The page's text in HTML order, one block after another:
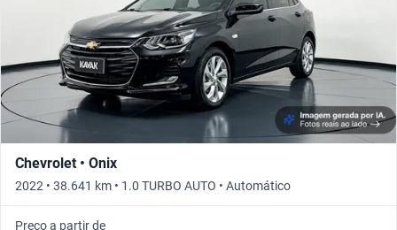
Chevrolet • Onix
2022 • 38.641 km • 1.0 TURBO AUTO • Automático
Preço a partir de